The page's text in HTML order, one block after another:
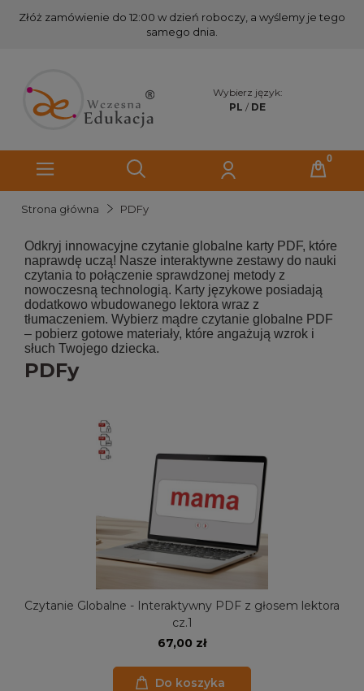
Złóż zamówienie do 12:00 w dzień roboczy, a wyślemy je tego
samego dnia.
Wybierz język:
PL / DE
Strona główna PDFy
Odkryj innowacyjne czytanie globalne karty PDF, które
naprawdę uczą! Nasze interaktywne zestawy do nauki
czytania to połączenie sprawdzonej metody z
nowoczesną technologią. Karty językowe posiadają
dodatkowo wbudowanego lektora wraz z
tłumaczeniem. Wybierz mądre czytanie globalne PDF
– pobierz gotowe materiały, które angażują wzrok i
słuch Twojego dziecka.
PDFy
Czytanie Globalne - Interaktywny PDF z głosem lektora
cz.1
67,00 zł
Do koszyka